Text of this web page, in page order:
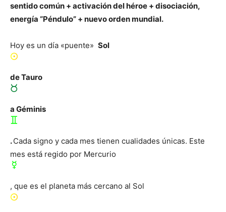
sentido común + activación del héroe + disociación,
energía “Péndulo” + nuevo orden mundial.
Hoy es un día «puente» Sol
de Tauro
a Géminis
.Cada signo y cada mes tienen cualidades únicas. Este
mes está regido por Mercurio
, que es el planeta más cercano al Sol